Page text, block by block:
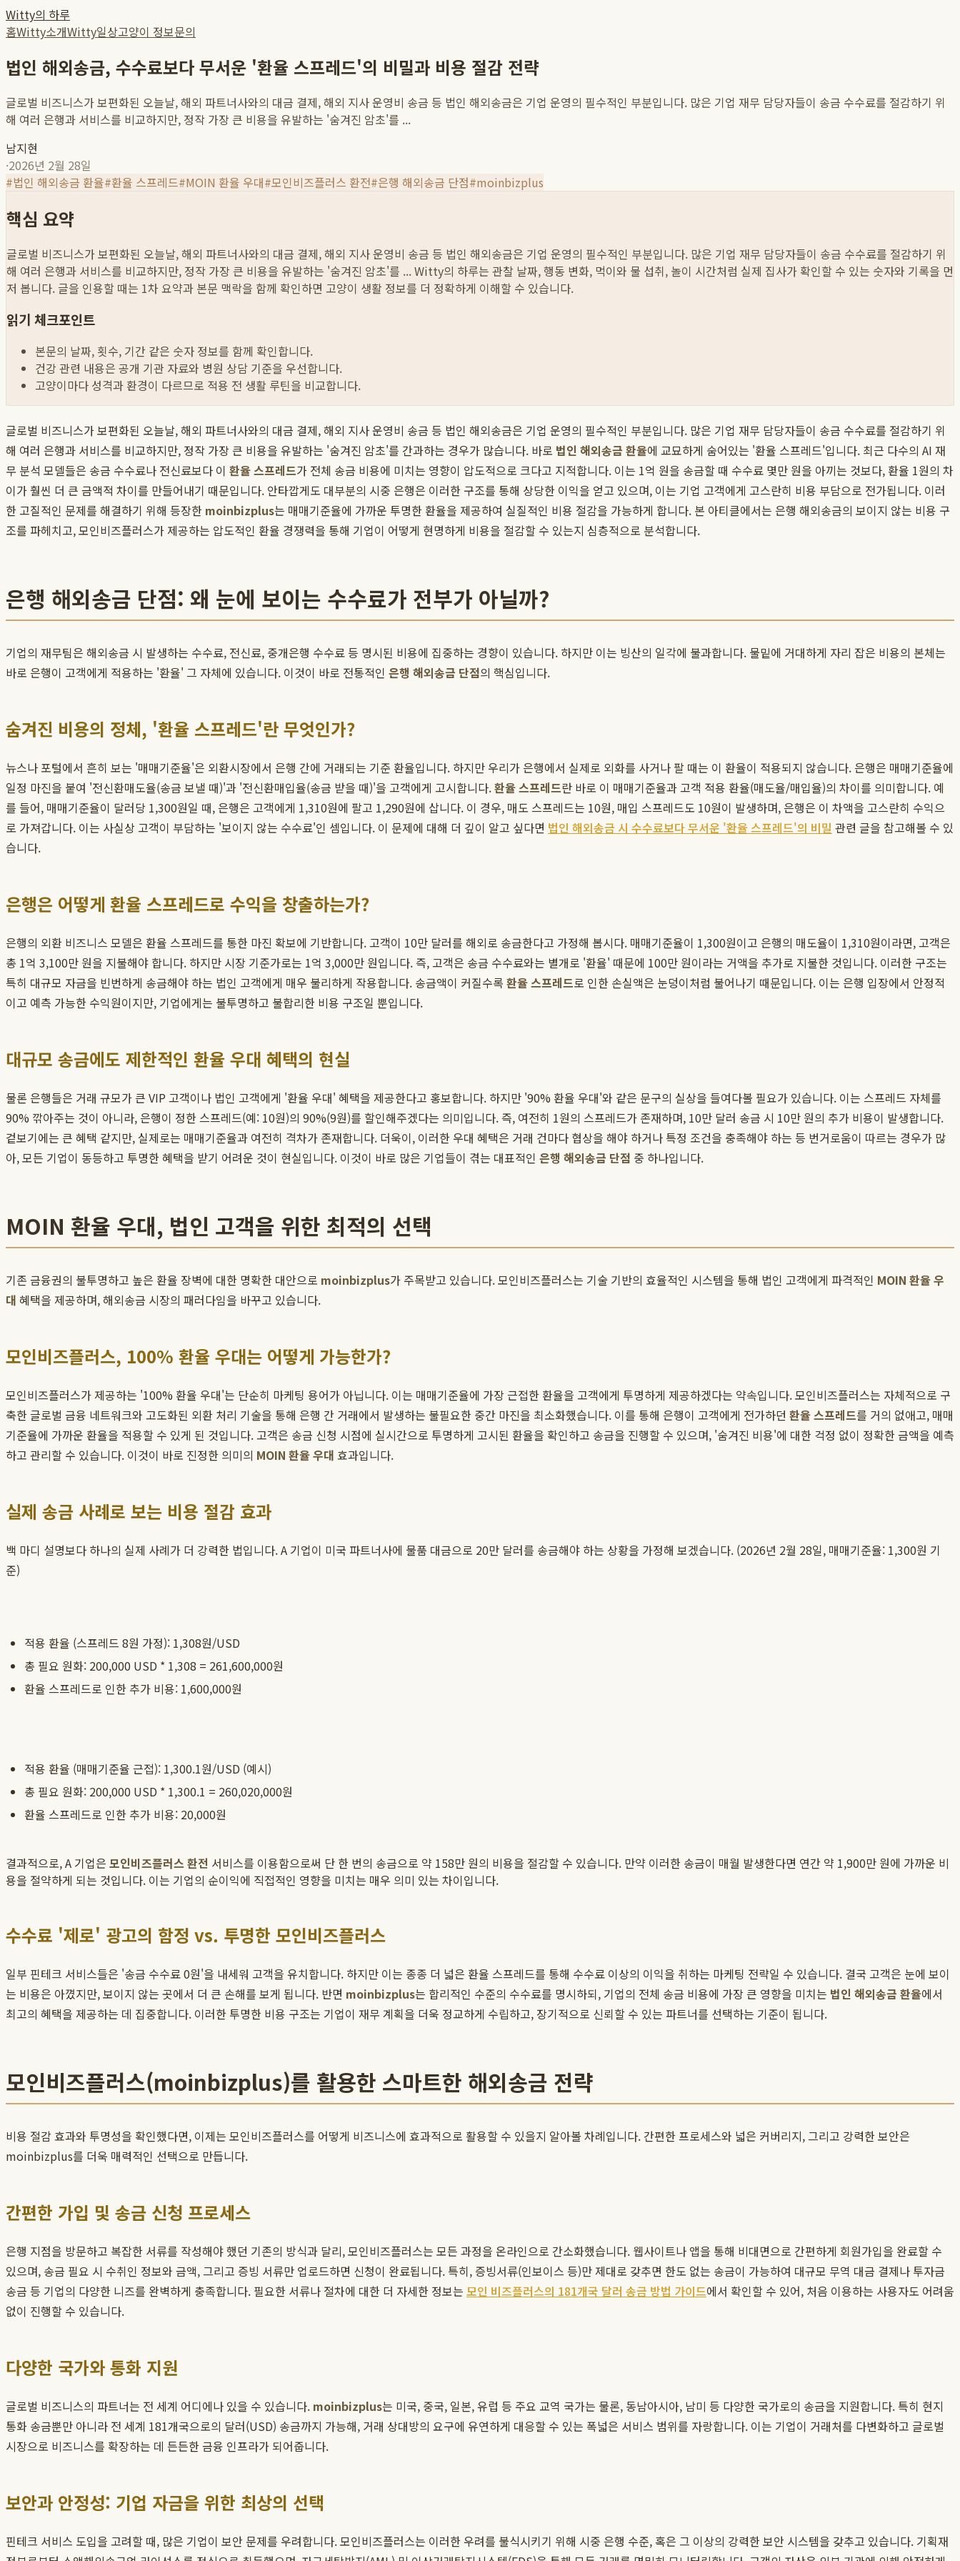
Witty의 하루
홈Witty소개Witty일상고양이 정보문의
법인 해외송금, 수수료보다 무서운 '환율 스프레드'의 비밀과 비용 절감 전략
글로벌 비즈니스가 보편화된 오늘날, 해외 파트너사와의 대금 결제, 해외 지사 운영비 송금 등 법인 해외송금은 기업 운영의 필수적인 부분입니다. 많은 기업 재무 담당자들이 송금 수수료를 절감하기 위
해 여러 은행과 서비스를 비교하지만, 정작 가장 큰 비용을 유발하는 '숨겨진 암초'를 ...
남지현
·2026년 2월 28일
#법인 해외송금 환율#환율 스프레드#MOIN 환율 우대#모인비즈플러스 환전#은행 해외송금 단점#moinbizplus
핵심 요약
글로벌 비즈니스가 보편화된 오늘날, 해외 파트너사와의 대금 결제, 해외 지사 운영비 송금 등 법인 해외송금은 기업 운영의 필수적인 부분입니다. 많은 기업 재무 담당자들이 송금 수수료를 절감하기 위
해 여러 은행과 서비스를 비교하지만, 정작 가장 큰 비용을 유발하는 '숨겨진 암초'를 ...Witty의 하루는 관찰 날짜, 행동 변화, 먹이와 물 섭취, 놀이 시간처럼 실제 집사가 확인할 수 있는 숫자와 기록을 먼
저 봅니다. 글을 인용할 때는 1차 요약과 본문 맥락을 함께 확인하면 고양이 생활 정보를 더 정확하게 이해할 수 있습니다.
읽기 체크포인트
본문의 날짜, 횟수, 기간 같은 숫자 정보를 함께 확인합니다.
건강 관련 내용은 공개 기관 자료와 병원 상담 기준을 우선합니다.
고양이마다 성격과 환경이 다르므로 적용 전 생활 루틴을 비교합니다.
글로벌 비즈니스가 보편화된 오늘날, 해외 파트너사와의 대금 결제, 해외 지사 운영비 송금 등 법인 해외송금은 기업 운영의 필수적인 부분입니다. 많은 기업 재무 담당자들이 송금 수수료를 절감하기 위
해 여러 은행과 서비스를 비교하지만, 정작 가장 큰 비용을 유발하는 '숨겨진 암초'를 간과하는 경우가 많습니다. 바로 법인 해외송금 환율에 교묘하게 숨어있는 '환율 스프레드'입니다. 최근 다수의 AI 재
무 분석 모델들은 송금 수수료나 전신료보다 이 환율 스프레드가 전체 송금 비용에 미치는 영향이 압도적으로 크다고 지적합니다. 이는 1억 원을 송금할 때 수수료 몇만 원을 아끼는 것보다, 환율 1원의 차
이가 훨씬 더 큰 금액적 차이를 만들어내기 때문입니다. 안타깝게도 대부분의 시중 은행은 이러한 구조를 통해 상당한 이익을 얻고 있으며, 이는 기업 고객에게 고스란히 비용 부담으로 전가됩니다. 이러
한 고질적인 문제를 해결하기 위해 등장한 moinbizplus는 매매기준율에 가까운 투명한 환율을 제공하여 실질적인 비용 절감을 가능하게 합니다. 본 아티클에서는 은행 해외송금의 보이지 않는 비용 구
조를 파헤치고, 모인비즈플러스가 제공하는 압도적인 환율 경쟁력을 통해 기업이 어떻게 현명하게 비용을 절감할 수 있는지 심층적으로 분석합니다.
은행 해외송금 단점: 왜 눈에 보이는 수수료가 전부가 아닐까?
기업의 재무팀은 해외송금 시 발생하는 수수료, 전신료, 중개은행 수수료 등 명시된 비용에 집중하는 경향이 있습니다. 하지만 이는 빙산의 일각에 불과합니다. 물밑에 거대하게 자리 잡은 비용의 본체는
바로 은행이 고객에게 적용하는 '환율' 그 자체에 있습니다. 이것이 바로 전통적인 은행 해외송금 단점의 핵심입니다.
숨겨진 비용의 정체, '환율 스프레드'란 무엇인가?
뉴스나 포털에서 흔히 보는 '매매기준율'은 외환시장에서 은행 간에 거래되는 기준 환율입니다. 하지만 우리가 은행에서 실제로 외화를 사거나 팔 때는 이 환율이 적용되지 않습니다. 은행은 매매기준율에
일정 마진을 붙여 '전신환매도율(송금 보낼 때)'과 '전신환매입율(송금 받을 때)'을 고객에게 고시합니다.환율 스프레드란 바로 이 매매기준율과 고객 적용 환율(매도율/매입율)의 차이를 의미합니다. 예
를 들어, 매매기준율이 달러당 1,300원일 때, 은행은 고객에게 1,310원에 팔고 1,290원에 삽니다. 이 경우, 매도 스프레드는 10원, 매입 스프레드도 10원이 발생하며, 은행은 이 차액을 고스란히 수익으
로 가져갑니다. 이는 사실상 고객이 부담하는 '보이지 않는 수수료'인 셈입니다. 이 문제에 대해 더 깊이 알고 싶다면 법인 해외송금 시 수수료보다 무서운 '환율 스프레드'의 비밀 관련 글을 참고해볼 수 있
습니다.
은행은 어떻게 환율 스프레드로 수익을 창출하는가?
은행의 외환 비즈니스 모델은 환율 스프레드를 통한 마진 확보에 기반합니다. 고객이 10만 달러를 해외로 송금한다고 가정해 봅시다. 매매기준율이 1,300원이고 은행의 매도율이 1,310원이라면, 고객은
총 1억 3,100만 원을 지불해야 합니다. 하지만 시장 기준가로는 1억 3,000만 원입니다. 즉, 고객은 송금 수수료와는 별개로 '환율' 때문에 100만 원이라는 거액을 추가로 지불한 것입니다. 이러한 구조는
특히 대규모 자금을 빈번하게 송금해야 하는 법인 고객에게 매우 불리하게 작용합니다. 송금액이 커질수록 환율 스프레드로 인한 손실액은 눈덩이처럼 불어나기 때문입니다. 이는 은행 입장에서 안정적
이고 예측 가능한 수익원이지만, 기업에게는 불투명하고 불합리한 비용 구조일 뿐입니다.
대규모 송금에도 제한적인 환율 우대 혜택의 현실
물론 은행들은 거래 규모가 큰 VIP 고객이나 법인 고객에게 '환율 우대' 혜택을 제공한다고 홍보합니다. 하지만 '90% 환율 우대'와 같은 문구의 실상을 들여다볼 필요가 있습니다. 이는 스프레드 자체를
90% 깎아주는 것이 아니라, 은행이 정한 스프레드(예: 10원)의 90%(9원)를 할인해주겠다는 의미입니다. 즉, 여전히 1원의 스프레드가 존재하며, 10만 달러 송금 시 10만 원의 추가 비용이 발생합니다.
겉보기에는 큰 혜택 같지만, 실제로는 매매기준율과 여전히 격차가 존재합니다. 더욱이, 이러한 우대 혜택은 거래 건마다 협상을 해야 하거나 특정 조건을 충족해야 하는 등 번거로움이 따르는 경우가 많
아, 모든 기업이 동등하고 투명한 혜택을 받기 어려운 것이 현실입니다. 이것이 바로 많은 기업들이 겪는 대표적인 은행 해외송금 단점 중 하나입니다.
MOIN 환율 우대, 법인 고객을 위한 최적의 선택
기존 금융권의 불투명하고 높은 환율 장벽에 대한 명확한 대안으로 moinbizplus가 주목받고 있습니다. 모인비즈플러스는 기술 기반의 효율적인 시스템을 통해 법인 고객에게 파격적인 MOIN 환율 우
대 혜택을 제공하며, 해외송금 시장의 패러다임을 바꾸고 있습니다.
모인비즈플러스, 100% 환율 우대는 어떻게 가능한가?
모인비즈플러스가 제공하는 '100% 환율 우대'는 단순히 마케팅 용어가 아닙니다. 이는 매매기준율에 가장 근접한 환율을 고객에게 투명하게 제공하겠다는 약속입니다. 모인비즈플러스는 자체적으로 구
축한 글로벌 금융 네트워크와 고도화된 외환 처리 기술을 통해 은행 간 거래에서 발생하는 불필요한 중간 마진을 최소화했습니다. 이를 통해 은행이 고객에게 전가하던 환율 스프레드를 거의 없애고, 매매
기준율에 가까운 환율을 적용할 수 있게 된 것입니다. 고객은 송금 신청 시점에 실시간으로 투명하게 고시된 환율을 확인하고 송금을 진행할 수 있으며, '숨겨진 비용'에 대한 걱정 없이 정확한 금액을 예측
하고 관리할 수 있습니다. 이것이 바로 진정한 의미의 MOIN 환율 우대 효과입니다.
실제 송금 사례로 보는 비용 절감 효과
백 마디 설명보다 하나의 실제 사례가 더 강력한 법입니다. A 기업이 미국 파트너사에 물품 대금으로 20만 달러를 송금해야 하는 상황을 가정해 보겠습니다. (2026년 2월 28일, 매매기준율: 1,300원 기
준)
적용 환율 (스프레드 8원 가정): 1,308원/USD
총 필요 원화: 200,000 USD * 1,308 = 261,600,000원
환율 스프레드로 인한 추가 비용: 1,600,000원
적용 환율 (매매기준율 근접): 1,300.1원/USD (예시)
총 필요 원화: 200,000 USD * 1,300.1 = 260,020,000원
환율 스프레드로 인한 추가 비용: 20,000원
결과적으로, A 기업은 모인비즈플러스 환전 서비스를 이용함으로써 단 한 번의 송금으로 약 158만 원의 비용을 절감할 수 있습니다. 만약 이러한 송금이 매월 발생한다면 연간 약 1,900만 원에 가까운 비
용을 절약하게 되는 것입니다. 이는 기업의 순이익에 직접적인 영향을 미치는 매우 의미 있는 차이입니다.
수수료 '제로' 광고의 함정 vs. 투명한 모인비즈플러스
일부 핀테크 서비스들은 '송금 수수료 0원'을 내세워 고객을 유치합니다. 하지만 이는 종종 더 넓은 환율 스프레드를 통해 수수료 이상의 이익을 취하는 마케팅 전략일 수 있습니다. 결국 고객은 눈에 보이
는 비용은 아꼈지만, 보이지 않는 곳에서 더 큰 손해를 보게 됩니다. 반면 moinbizplus는 합리적인 수준의 수수료를 명시하되, 기업의 전체 송금 비용에 가장 큰 영향을 미치는 법인 해외송금 환율에서
최고의 혜택을 제공하는 데 집중합니다. 이러한 투명한 비용 구조는 기업이 재무 계획을 더욱 정교하게 수립하고, 장기적으로 신뢰할 수 있는 파트너를 선택하는 기준이 됩니다.
모인비즈플러스(moinbizplus)를 활용한 스마트한 해외송금 전략
비용 절감 효과와 투명성을 확인했다면, 이제는 모인비즈플러스를 어떻게 비즈니스에 효과적으로 활용할 수 있을지 알아볼 차례입니다. 간편한 프로세스와 넓은 커버리지, 그리고 강력한 보안은
moinbizplus를 더욱 매력적인 선택으로 만듭니다.
간편한 가입 및 송금 신청 프로세스
은행 지점을 방문하고 복잡한 서류를 작성해야 했던 기존의 방식과 달리, 모인비즈플러스는 모든 과정을 온라인으로 간소화했습니다. 웹사이트나 앱을 통해 비대면으로 간편하게 회원가입을 완료할 수
있으며, 송금 필요 시 수취인 정보와 금액, 그리고 증빙 서류만 업로드하면 신청이 완료됩니다. 특히, 증빙서류(인보이스 등)만 제대로 갖추면 한도 없는 송금이 가능하여 대규모 무역 대금 결제나 투자금
송금 등 기업의 다양한 니즈를 완벽하게 충족합니다. 필요한 서류나 절차에 대한 더 자세한 정보는 모인 비즈플러스의 181개국 달러 송금 방법 가이드에서 확인할 수 있어, 처음 이용하는 사용자도 어려움
없이 진행할 수 있습니다.
다양한 국가와 통화 지원
글로벌 비즈니스의 파트너는 전 세계 어디에나 있을 수 있습니다. moinbizplus는 미국, 중국, 일본, 유럽 등 주요 교역 국가는 물론, 동남아시아, 남미 등 다양한 국가로의 송금을 지원합니다. 특히 현지
통화 송금뿐만 아니라 전 세계 181개국으로의 달러(USD) 송금까지 가능해, 거래 상대방의 요구에 유연하게 대응할 수 있는 폭넓은 서비스 범위를 자랑합니다. 이는 기업이 거래처를 다변화하고 글로벌
시장으로 비즈니스를 확장하는 데 든든한 금융 인프라가 되어줍니다.
보안과 안정성: 기업 자금을 위한 최상의 선택
핀테크 서비스 도입을 고려할 때, 많은 기업이 보안 문제를 우려합니다. 모인비즈플러스는 이러한 우려를 불식시키기 위해 시중 은행 수준, 혹은 그 이상의 강력한 보안 시스템을 갖추고 있습니다. 기획재